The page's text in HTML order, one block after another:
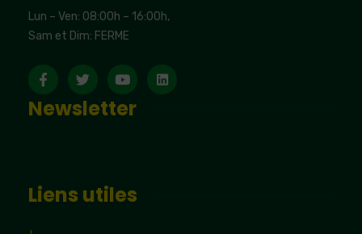
Lun – Ven: 08:00h – 16:00h,
Sam et Dim: FERME
Newsletter
Liens utiles